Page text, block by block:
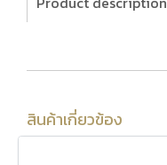
สินค้าเกี่ยวข้อง